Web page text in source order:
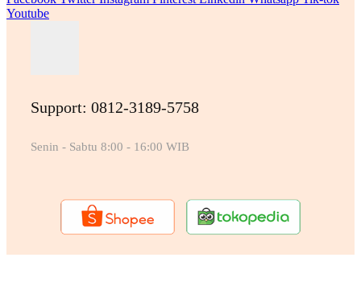
Youtube
Support: 0812-3189-5758
Senin - Sabtu 8:00 - 16:00 WIB